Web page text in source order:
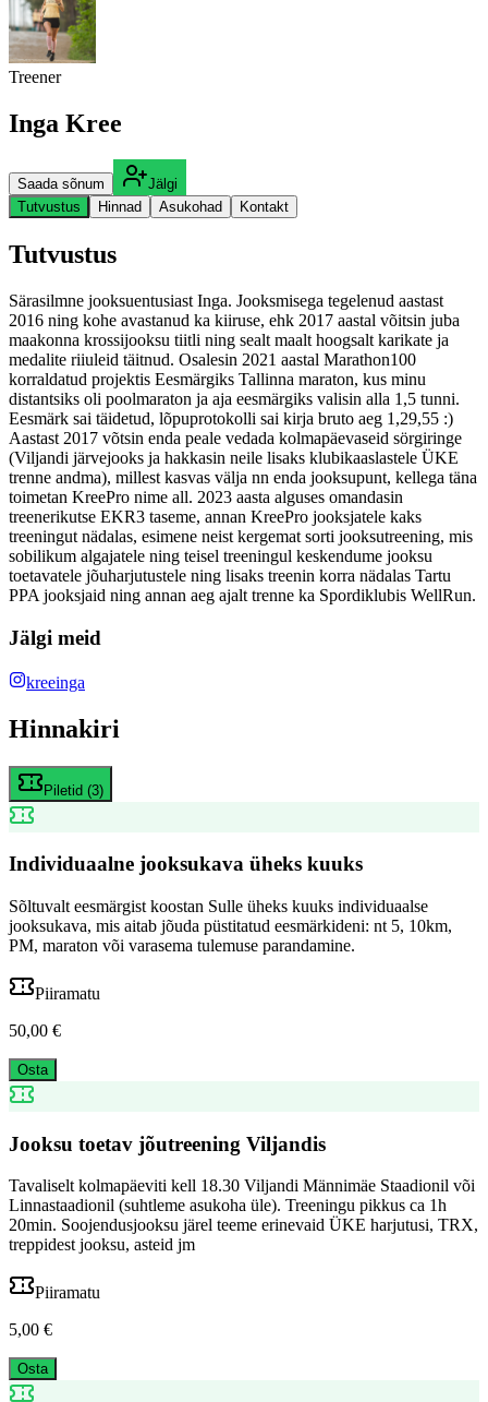
Treener
Inga Kree
Saada sõnum
Jälgi
Tutvustus
Hinnad Asukohad Kontakt
Tutvustus
Särasilmne jooksuentusiast Inga. Jooksmisega tegelenud aastast
2016 ning kohe avastanud ka kiiruse, ehk 2017 aastal võitsin juba
maakonna krossijooksu tiitli ning sealt maalt hoogsalt karikate ja
medalite riiuleid täitnud. Osalesin 2021 aastal Marathon100
korraldatud projektis Eesmärgiks Tallinna maraton, kus minu
distantsiks oli poolmaraton ja aja eesmärgiks valisin alla 1,5 tunni.
Eesmärk sai täidetud, lõpuprotokolli sai kirja bruto aeg 1,29,55 :)
Aastast 2017 võtsin enda peale vedada kolmapäevaseid sörgiringe
(Viljandi järvejooks ja hakkasin neile lisaks klubikaaslastele ÜKE
trenne andma), millest kasvas välja nn enda jooksupunt, kellega täna
toimetan KreePro nime all. 2023 aasta alguses omandasin
treenerikutse EKR3 taseme, annan KreePro jooksjatele kaks
treeningut nädalas, esimene neist kergemat sorti jooksutreening, mis
sobilikum algajatele ning teisel treeningul keskendume jooksu
toetavatele jõuharjutustele ning lisaks treenin korra nädalas Tartu
PPA jooksjaid ning annan aeg ajalt trenne ka Spordiklubis WellRun.
Jälgi meid
kreeinga
Hinnakiri
Piletid (3)
Individuaalne jooksukava üheks kuuks
Sõltuvalt eesmärgist koostan Sulle üheks kuuks individuaalse
jooksukava, mis aitab jõuda püstitatud eesmärkideni: nt 5, 10km,
PM, maraton või varasema tulemuse parandamine.
Piiramatu
50,00 €
Osta
Jooksu toetav jõutreening Viljandis
Tavaliselt kolmapäeviti kell 18.30 Viljandi Männimäe Staadionil või
Linnastaadionil (suhtleme asukoha üle). Treeningu pikkus ca 1h
20min. Soojendusjooksu järel teeme erinevaid ÜKE harjutusi, TRX,
treppidest jooksu, asteid jm
Piiramatu
5,00 €
Osta